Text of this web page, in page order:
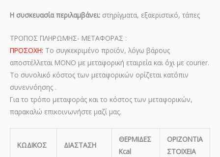
Η συσκευασία περιλαμβάνει: στηρίγματα, εξαεριστικό, τάπες
ΤΡΟΠΟΣ ΠΛΗΡΩΜΗΣ- ΜΕΤΑΦΟΡΑΣ :
ΠΡΟΣΟΧΗ: Το συγκεκριμένο προϊόν, λόγω βάρους
αποστέλλεται ΜΟΝΟ με μεταφορική εταιρεία και όχι με courier.
Το συνολικό κόστος των μεταφορικών ορίζεται κατόπιν
συνεννόησης .
Για το τρόπο μεταφοράς και το κόστος των μεταφορικών,
παρακαλώ επικοινωνήστε μαζί μας.
ΚΩΔΙΚΟΣ ΔΙΑΣΤΑΣΗ
ΘΕΡΜΙΔΕΣ
Kcal
ΟΡΙΖΟΝΤΙΑ
ΣΤΟΙΧΕΙΑ